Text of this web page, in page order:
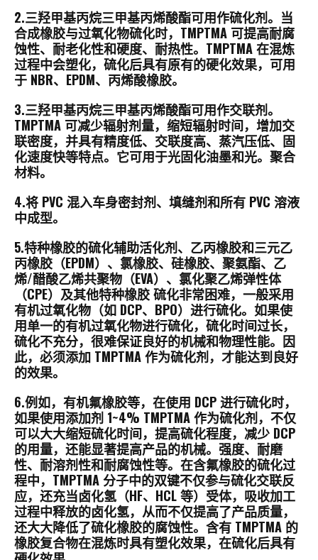
2.三羟甲基丙烷三甲基丙烯酸酯可用作硫化剂。当
合成橡胶与过氧化物硫化时，TMPTMA 可提高耐腐
蚀性、耐老化性和硬度、耐热性。TMPTMA 在混炼
过程中会塑化，硫化后具有原有的硬化效果，可用
于 NBR、EPDM、丙烯酸橡胶。
3.三羟甲基丙烷三甲基丙烯酸酯可用作交联剂。
TMPTMA 可减少辐射剂量，缩短辐射时间，增加交
联密度，并具有精度低、交联度高、蒸汽压低、固
化速度快等特点。它可用于光固化油墨和光。聚合
材料。
4.将 PVC 混入车身密封剂、填缝剂和所有 PVC 溶液
中成型。
5.特种橡胶的硫化辅助活化剂、乙丙橡胶和三元乙
丙橡胶（EPDM）、氯橡胶、硅橡胶、聚氨酯、乙
烯/醋酸乙烯共聚物（EVA）、氯化聚乙烯弹性体
（CPE）及其他特种橡胶 硫化非常困难，一般采用
有机过氧化物（如 DCP、BPO）进行硫化。如果使
用单一的有机过氧化物进行硫化，硫化时间过长，
硫化不充分，很难保证良好的机械和物理性能。因
此，必须添加 TMPTMA 作为硫化剂，才能达到良好
的效果。
6.例如，有机氟橡胶等，在使用 DCP 进行硫化时，
如果使用添加剂 1~4% TMPTMA 作为硫化剂，不仅
可以大大缩短硫化时间，提高硫化程度，减少 DCP
的用量，还能显著提高产品的机械。强度、耐磨
性、耐溶剂性和耐腐蚀性等。在含氟橡胶的硫化过
程中，TMPTMA 分子中的双键不仅参与硫化交联反
应，还充当卤化氢（HF、HCL 等）受体，吸收加工
过程中释放的卤化氢，从而不仅提高了产品质量，
还大大降低了硫化橡胶的腐蚀性。含有 TMPTMA 的
橡胶复合物在混炼时具有塑化效果，在硫化后具有